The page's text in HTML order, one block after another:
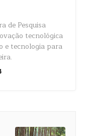
de Pesquisa
tecnológica
e tecnologia para